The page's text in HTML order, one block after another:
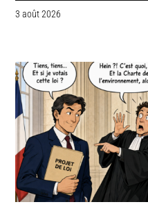
3 août 2026